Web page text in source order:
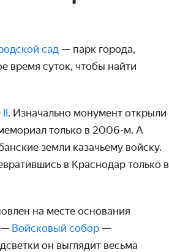
сад — парк города,
время суток, чтобы найти
. Изначально монумент открыли
только в 2006-м. А
земли казачьему войску.
в Краснодар только в
на месте основания
— Войсковый собор —
он выглядит весьма